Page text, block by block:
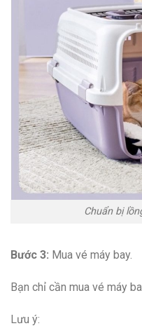
Chuẩn bị
Bước 3: Mua vé máy bay.
Bạn chỉ cần mua vé máy
Lưu ý: